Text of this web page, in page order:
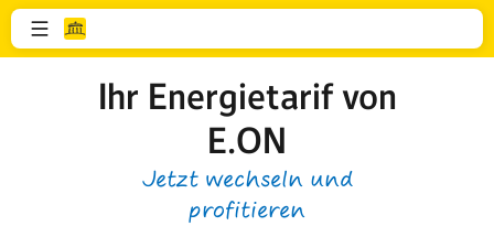
Ihr Energietarif von
E.ON
Jetzt wechseln und
profitieren